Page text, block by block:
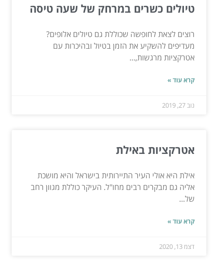
טיולים כשרים במרחק של שעה טיסה
רוצים לצאת לחופשה שכוללת גם טיולים אלופים?
מעדיפים להשקיע את הזמן בטיול ובהיכרות עם
אטרקציות מרגשות,...
קרא עוד »
נוב 27, 2019
אטרקציות באילת
אילת היא אולי העיר התיירותית בישראל והיא מושכת
אליה גם מבקרים רבים מחו"ל. העיקר כוללת מגוון רחב
של...
קרא עוד »
דצמ 13, 2020